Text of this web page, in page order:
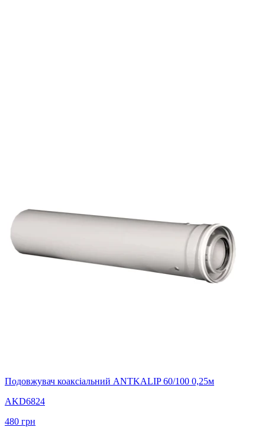
Подовжувач коаксіальний ANTKALIP 60/100 0,25м
AKD6824
480 грн